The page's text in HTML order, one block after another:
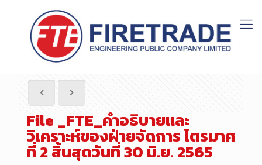
File _FTE_คำอธิบายและ
วิเคราะห์ของฝ่ายจัดการ ไตรมาศ
ที่ 2 สิ้นสุดวันที่ 30 มิ.ย. 2565